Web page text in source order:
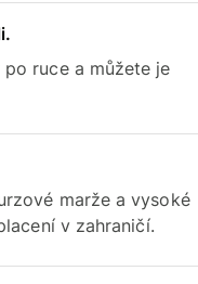
ruce a můžete je
marže a vysoké
v zahraničí.